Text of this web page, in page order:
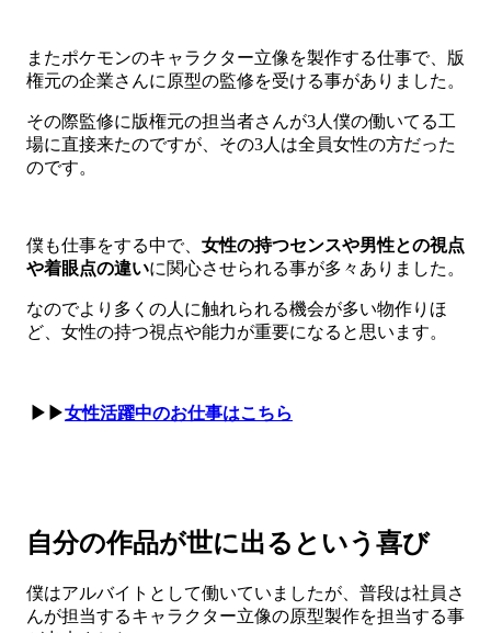
またポケモンのキャラクター立像を製作する仕事で、版
権元の企業さんに原型の監修を受ける事がありました。
その際監修に版権元の担当者さんが3人僕の働いてる工
場に直接来たのですが、その3人は全員女性の方だった
のです。
僕も仕事をする中で、 女性の持つセンスや男性との視点
や着眼点の違いに関心させられる事が多々ありました。
なのでより多くの人に触れられる機会が多い物作りほ
ど、女性の持つ視点や能力が重要になると思います。
▶▶女性活躍中のお仕事はこちら
自分の作品が世に出るという喜び
僕はアルバイトとして働いていましたが、普段は社員さ
んが担当するキャラクター立像の原型製作を担当する事